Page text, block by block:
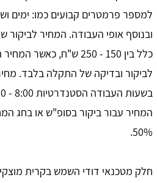
למספר פרמטרים קבועים כמו: ימים
ובנוסף אופי העבודה. המחיר לביקור
לביקור ובדיקה של התקלה בלבד.
המחיר עבור ביקור בסופ"ש או בחג
50%.
חלק מטכנאי דודי השמש בקרית